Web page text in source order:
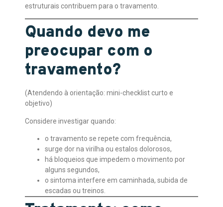
estruturais contribuem para o travamento.
Quando devo me
preocupar com o
travamento?
(Atendendo à orientação: mini-checklist curto e
objetivo)
Considere investigar quando:
o travamento se repete com frequência,
surge dor na virilha ou estalos dolorosos,
há bloqueios que impedem o movimento por
alguns segundos,
o sintoma interfere em caminhada, subida de
escadas ou treinos.